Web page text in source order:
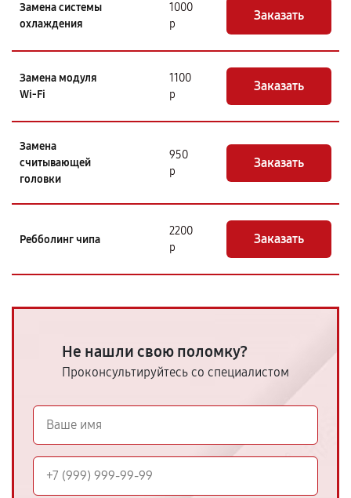
Замена системы
охлаждения
1000
р
Заказать
Замена модуля
Wi-Fi
1100
р
Заказать
Замена
считывающей
головки
950
р
Заказать
Ребболинг чипа
2200
р
Заказать
Не нашли свою поломку?
Проконсультируйтесь со специалистом